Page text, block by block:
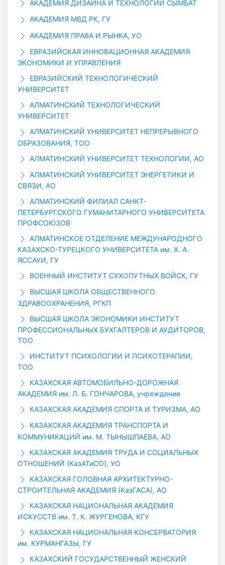
АКАДЕМИЯ ДИЗАЙНА И ТЕХНОЛОГИИ СЫМБАТ
АКАДЕМИЯ МВД РК, ГУ
АКАДЕМИЯ ПРАВА И РЫНКА, УО
ЕВРАЗИЙСКАЯ ИННОВАЦИОННАЯ АКАДЕМИЯ
ЭКОНОМИКИ И УПРАВЛЕНИЯ
ЕВРАЗИЙСКИЙ ТЕХНОЛОГИЧЕСКИЙ
УНИВЕРСИТЕТ
АЛМАТИНСКИЙ ТЕХНОЛОГИЧЕСКИЙ
УНИВЕРСИТЕТ
АЛМАТИНСКИЙ УНИВЕРСИТЕТ НЕПРЕРЫВНОГО
ОБРАЗОВАНИЯ, ТОО
АЛМАТИНСКИЙ УНИВЕРСИТЕТ ТЕХНОЛОГИИ, АО
АЛМАТИНСКИЙ УНИВЕРСИТЕТ ЭНЕРГЕТИКИ И
СВЯЗИ, АО
АЛМАТИНСКИЙ ФИЛИАЛ САНКТ-
ПЕТЕРБУРГСКОГО ГУМАНИТАРНОГО УНИВЕРСИТЕТА
ПРОФСОЮЗОВ
АЛМАТИНСКОЕ ОТДЕЛЕНИЕ МЕЖДУНАРОДНОГО
КАЗАХСКО-ТУРЕЦКОГО УНИВЕРСИТЕТА им. Х. А.
ЯССАУИ, ГУ
ВОЕННЫЙ ИНСТИТУТ СУХОПУТНЫХ ВОЙСК, ГУ
ВЫСШАЯ ШКОЛА ОБЩЕСТВЕННОГО
ЗДРАВООХРАНЕНИЯ, РГКП
ВЫСШАЯ ШКОЛА ЭКОНОМИКИ ИНСТИТУТ
ПРОФЕССИОНАЛЬНЫХ БУХГАЛТЕРОВ И АУДИТОРОВ,
ТОО
ИНСТИТУТ ПСИХОЛОГИИ И ПСИХОТЕРАПИИ,
ТОО
КАЗАХСКАЯ АВТОМОБИЛЬНО-ДОРОЖНАЯ
АКАДЕМИЯ им. Л. Б. ГОНЧАРОВА, учреждение
КАЗАХСКАЯ АКАДЕМИЯ СПОРТА И ТУРИЗМА, АО
КАЗАХСКАЯ АКАДЕМИЯ ТРАНСПОРТА И
КОММУНИКАЦИЙ им. М. ТЫНЫШПАЕВА, АО
КАЗАХСКАЯ АКАДЕМИЯ ТРУДА И СОЦИАЛЬНЫХ
ОТНОШЕНИЙ (КазАТиСО), УО
КАЗАХСКАЯ ГОЛОВНАЯ АРХИТЕКТУРНО-
СТРОИТЕЛЬНАЯ АКАДЕМИЯ (КазГАСА), АО
КАЗАХСКАЯ НАЦИОНАЛЬНАЯ АКАДЕМИЯ
ИСКУССТВ им. Т. К. ЖУРГЕНОВА, КГУ
КАЗАХСКАЯ НАЦИОНАЛЬНАЯ КОНСЕРВАТОРИЯ
им. КУРМАНГАЗЫ, ГУ
КАЗАХСКИЙ ГОСУДАРСТВЕННЫЙ ЖЕНСКИЙ